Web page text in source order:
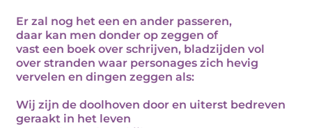
Er zal nog het een en ander passeren,
daar kan men donder op zeggen of
vast een boek over schrijven, bladzijden vol
over stranden waar personages zich hevig
vervelen en dingen zeggen als:
Wij zijn de doolhoven door en uiterst bedreven
geraakt in het leven